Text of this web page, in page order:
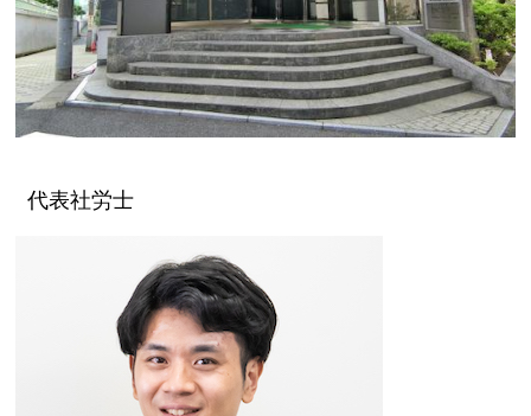
代表社労士